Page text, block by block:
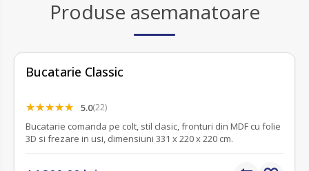
Produse asemanatoare
Bucatarie Classic
5.0(22)
Bucatarie comanda pe colt, stil clasic, fronturi din MDF cu folie
3D si frezare in usi, dimensiuni 331 x 220 x 220 cm.